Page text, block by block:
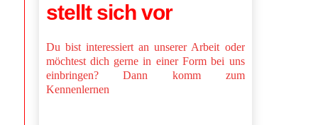
stellt sich vor
Du bist interessiert an unserer Arbeit oder
möchtest dich gerne in einer Form bei uns
einbringen? Dann komm zum
Kennenlernen